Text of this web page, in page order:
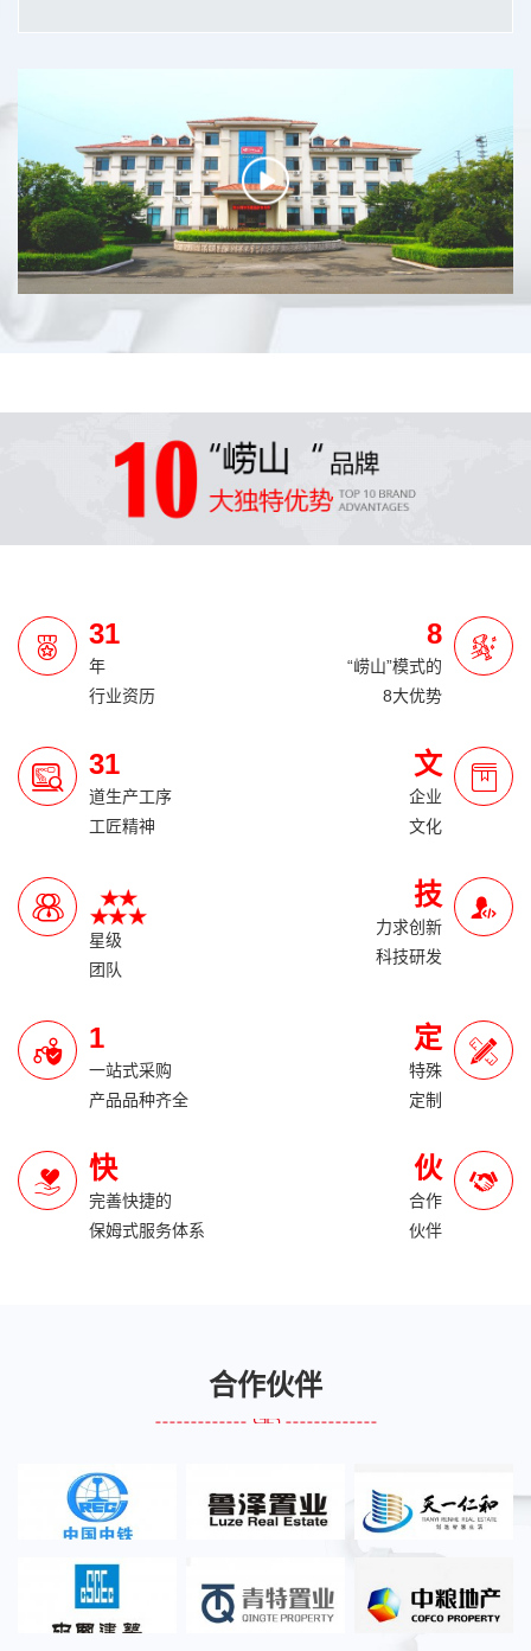
31
年
行业资历
8
“崂山”模式的
8大优势
31
道生产工序
工匠精神
文
企业
文化
星级
团队
技
力求创新
科技研发
1
一站式采购
产品品种齐全
定
特殊
定制
快
完善快捷的
保姆式服务体系
伙
合作
伙伴
合作伙伴